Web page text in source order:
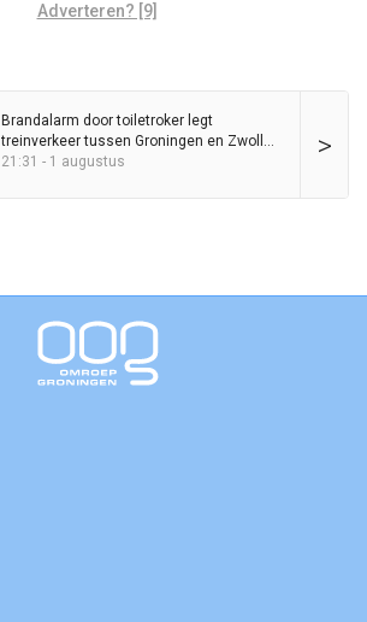
Adverteren? [9]
>
Brandalarm door toiletroker legt
treinverkeer tussen Groningen en Zwolle
kort stil
21:31 - 1 augustus